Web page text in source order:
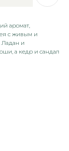
аромат,
с живым и
Ладан и
а кедр и сандал